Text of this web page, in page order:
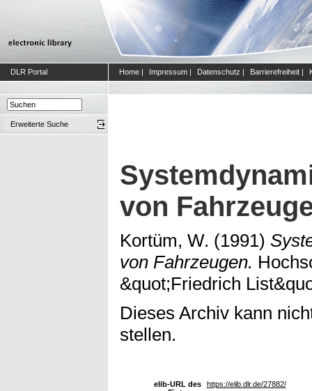
DLR Portal Home | Impressum | Datenschutz | Barrierefreiheit |
Erweiterte Suche
von
Kortüm, W. (1991)
von Fahrzeugen.
&quot;Friedrich
Dieses Archiv kann
stellen.
elib-URL des
https://elib.dlr.de/27882/